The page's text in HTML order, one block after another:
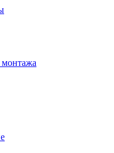
монтажа